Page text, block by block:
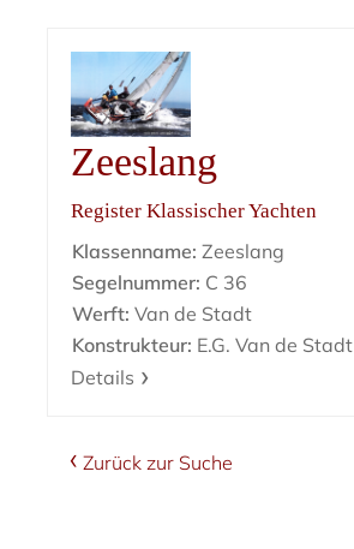
Zeeslang
Register Klassischer Yachten
Klassenname: Zeeslang
Segelnummer: C 36
Werft: Van de Stadt
Konstrukteur: E.G. Van de Stadt
Details
Zurück zur Suche